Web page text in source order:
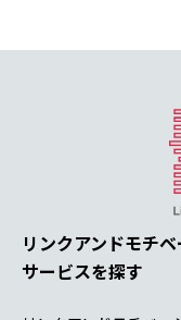
3.当社は、当社のグ
することがあります
(1) 共同利用する個人
当フォームにてご入
属・肩書等を含みま
号、メールアドレス
当グループ各社（最
リンクアンドモチ
サービスを探す